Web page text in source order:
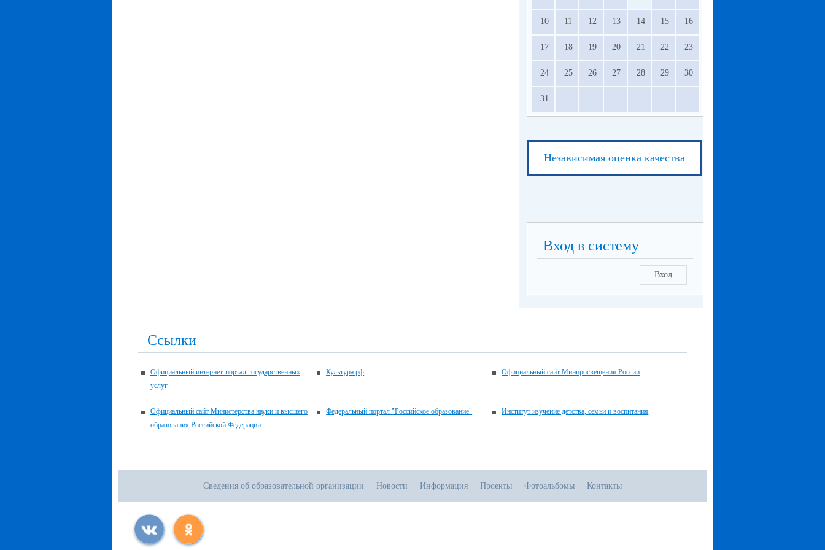
10 11 12 13 14 15 16
17 18 19 20 21 22 23
24 25 26 27 28 29 30
31
Независимая оценка качества
Вход в систему
Вход
Ссылки
Официальный интернет-портал государственных
услуг
Культура.рф Официальный сайт Минпросвещения России
Официальный сайт Министерства науки и высшего
образования Российской Федерации
Федеральный портал "Российское образование" Институт изучение детства, семьи и воспитания
Сведения об образовательной организации Новости Информация Проекты Фотоальбомы Контакты